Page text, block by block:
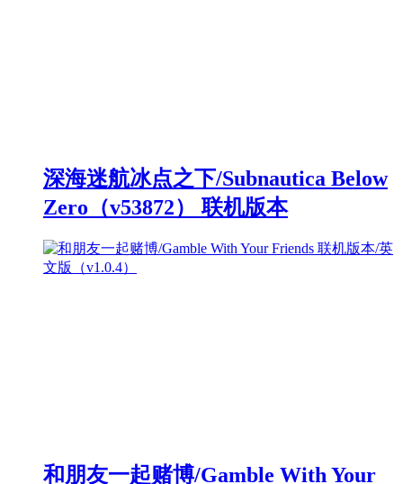
深海迷航冰点之下/Subnautica Below
Zero（v53872） 联机版本
和朋友一起赌博/Gamble With Your